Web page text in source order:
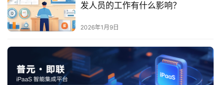
最
发人员的工作有什么影响？
2026年1月9日